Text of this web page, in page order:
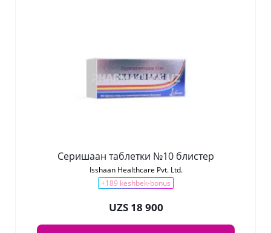
Серишаан таблетки №10 блистер
Isshaan Healthcare Pvt. Ltd.
+189 keshbek-bonus
UZS 18 900